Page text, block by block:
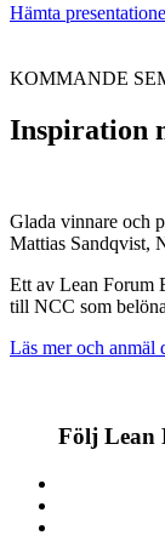
Hämta
KOMMANDE
Inspiration
Glada vinnare och
Mattias Sandqvist,
Ett av Lean Forum
till NCC som
Läs mer och
Följ Lean